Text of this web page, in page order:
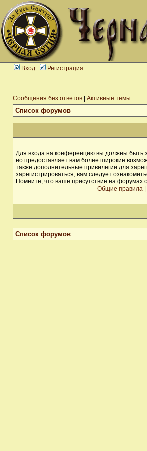
Вход Регистрация
Сообщения без ответов Активные темы
Список форумов
Для входа на конференцию вы должны быть
но предоставляет вам более широкие
также дополнительные привилегии для
зарегистрироваться, вам следует
Помните, что ваше присутствие на форумах
Общие правила
Список форумов